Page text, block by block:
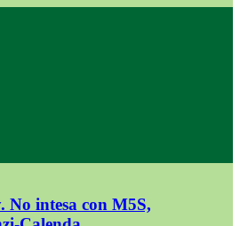
No intesa con M5S,